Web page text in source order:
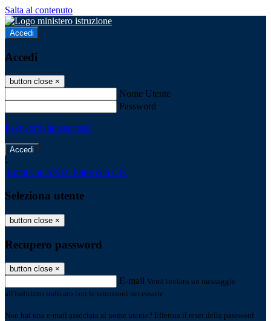
Salta al contenuto
Accedi
Accedi
button close ×
Nome Utente
Password
Password dimenticata?
-
Entra con SPID Entra con CIE
Seleziona utente
button close ×
Recupero password
button close ×
E-mail Verrà inviato un messaggio
all'indirizzo indicato con le istruzioni necessarie.
Non hai una e-mail associata al nome utente? Effettua il reset della password